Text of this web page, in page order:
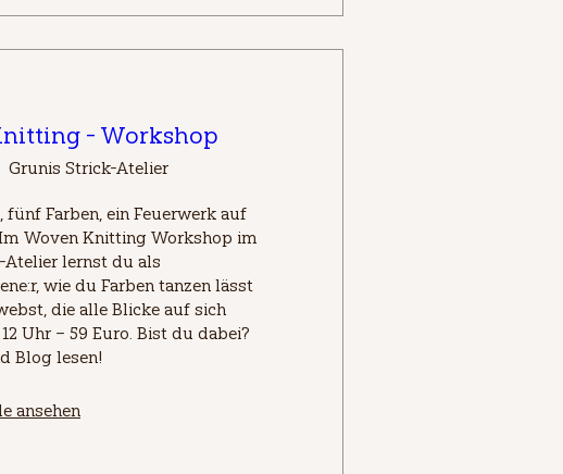
- Workshop
Grunis Strick-Atelier
fünf Farben, ein Feuerwerk auf
Woven Knitting Workshop im
Atelier lernst du als
wie du Farben tanzen lässt
die alle Blicke auf sich
Uhr – 59 Euro. Bist du dabei?
Blog lesen!
ansehen